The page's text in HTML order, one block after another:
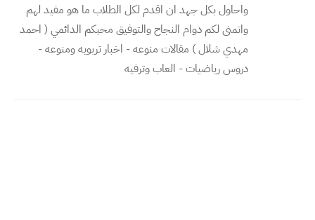
واحاول بكل جهد ان اقدم لكل الطلاب ما هو مفيد لهم
واتمنى لكم دوام النجاح والتوفيق محبكم الدائمي ( احمد
مهدي شلال ) مقالات منوعه - اخبار تربويه ومنوعه -
دروس رياضيات - العاب وترفيه